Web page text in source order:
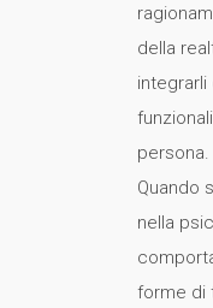
della
integrarli
persona.
Quando
nella
forme di